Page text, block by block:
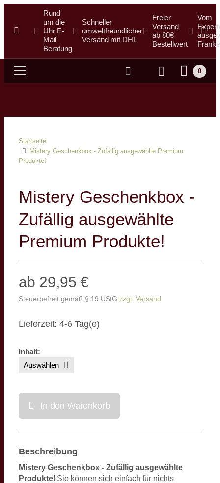
Rund
um die
Uhr E-
Mail
Beratung
Schneller
umweltfreundlicher
Versand mit DHL
Freier
Versand
ab 80€
Bestellwert
Vom
Suche
0
Startseite
Mistery Geschenkbox - Zufällig ausgewählte Premium
Produkte!
Mistery Geschenkbox -
Zufällig ausgewählte
Premium Produkte!
ab 29,95 €
Steuerbefreit gemäß § 19 UStG zzgl. Versand
Lieferzeit: 4-6 Tag(e)
Inhalt:
In den Warenkorb
Beschreibung
Mistery Geschenkbox - Zufällig ausgewählte
Produkte! Sie können sich einfach für nichts